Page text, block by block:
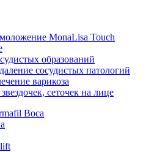
MonaLisa Touch
образований
сосудистых патологий
варикоза
сеточек на лице
Boca